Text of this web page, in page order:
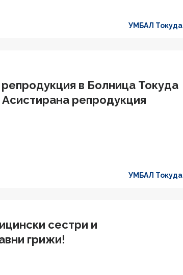
УМБАЛ Токуда
в Болница Токуда
репродукция
УМБАЛ Токуда
сестри и
грижи!